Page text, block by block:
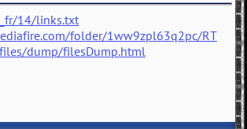
14/links.txt
folder/1ww9zpl63q2pc/RT
dump/filesDump.html